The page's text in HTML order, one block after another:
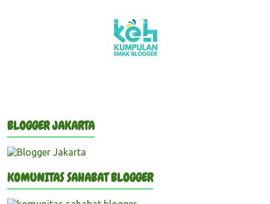
BLOGGER JAKARTA
KOMUNITAS SAHABAT BLOGGER